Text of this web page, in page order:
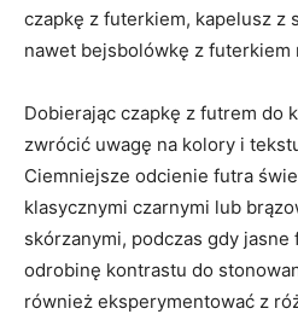
czapkę z futerkiem, kapelusz z
nawet bejsbolówkę z futerkiem
Dobierając czapkę z futrem do
zwrócić uwagę na kolory i
Ciemniejsze odcienie futra
klasycznymi czarnymi lub
skórzanymi, podczas gdy
odrobinę kontrastu do
również eksperymentować z